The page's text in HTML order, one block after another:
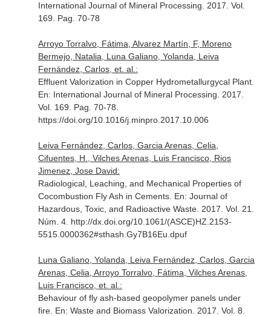
International Journal of Mineral Processing . 2017. Vol.
169. Pag. 70-78
Arroyo Torralvo, Fátima, Alvarez Martín, F, Moreno
Bermejo, Natalia, Luna Galiano, Yolanda, Leiva
Fernández, Carlos, et. al.:
Effluent Valorization in Copper Hydrometallurgycal Plant.
En: International Journal of Mineral Processing . 2017.
Vol. 169. Pag. 70-78.
https://doi.org/10.1016/j.minpro.2017.10.006
Leiva Fernández, Carlos, Garcia Arenas, Celia,
Cifuentes, H., Vilches Arenas, Luis Francisco, Rios
Jimenez, Jose David:
Radiological, Leaching, and Mechanical Properties of
Cocombustion Fly Ash in Cements. En: Journal of
Hazardous, Toxic, and Radioactive Waste. 2017. Vol. 21.
Núm. 4. http://dx.doi.org/10.1061/(ASCE)HZ.2153-
5515.0000362#sthash.Gy7B16Eu.dpuf
Luna Galiano, Yolanda, Leiva Fernández, Carlos, Garcia
Arenas, Celia, Arroyo Torralvo, Fátima, Vilches Arenas,
Luis Francisco, et. al.:
Behaviour of fly ash-based geopolymer panels under
fire. En: Waste and Biomass Valorization . 2017. Vol. 8.